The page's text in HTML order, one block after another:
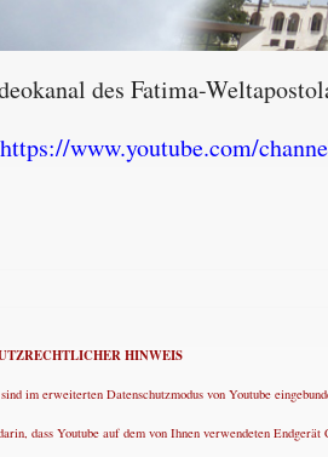
des Fatima-
https://www.youtube.com/
HINWEIS
im erweiterten Datenschutzmodus von Youtube
dass Youtube auf dem von Ihnen verwendeten